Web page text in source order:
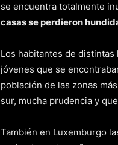
se encuentra totalmente
casas se perdieron
Los habitantes de
jóvenes que se
población de las zonas
sur, mucha prudencia y
También en Luxemburgo